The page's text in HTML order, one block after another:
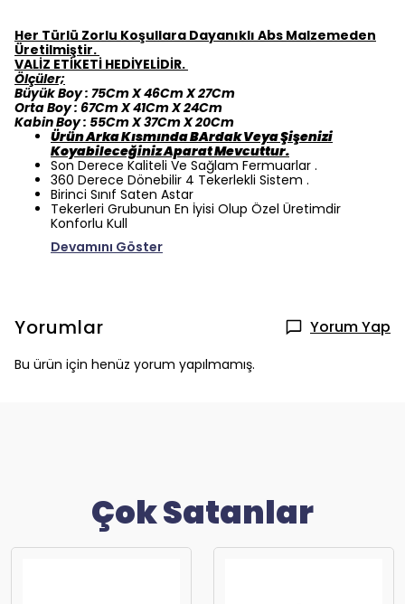
Her Türlü Zorlu Koşullara Dayanıklı Abs Malzemeden
Üretilmiştir.
VALİZ ETİKETİ HEDİYELİDİR.
Ölçüler;
Büyük Boy : 75Cm X 46Cm X 27Cm
Orta Boy : 67Cm X 41Cm X 24Cm
Kabin Boy : 55Cm X 37Cm X 20Cm
Ürün Arka Kısmında BArdak Veya Şişenizi
Koyabileceğiniz Aparat Mevcuttur.
Son Derece Kaliteli Ve Sağlam Fermuarlar .
360 Derece Dönebilir 4 Tekerlekli Sistem .
Birinci Sınıf Saten Astar
Tekerleri Grubunun En İyisi Olup Özel Üretimdir
Konforlu Kull
Devamını Göster
Yorumlar Yorum Yap
Bu ürün için henüz yorum yapılmamış.
Çok Satanlar